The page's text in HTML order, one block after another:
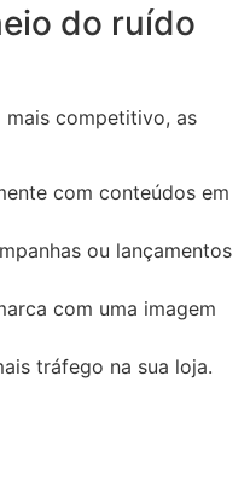
do ruído
mais competitivo, as
com conteúdos em
ou lançamentos
com uma imagem
tráfego na sua loja.